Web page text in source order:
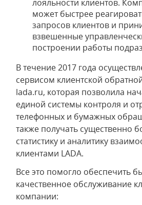
лояльности клиентов.
может быстрее
запросов клиентов и
взвешенные
построении работы
В течение 2017 года
сервисом клиентской
lada.ru, которая позволила
единой системы контроля и
телефонных и бумажных
также получать существенно
статистику и аналитику
клиентами LADA.
Все это помогло обеспечить
качественное обслуживание
компании: